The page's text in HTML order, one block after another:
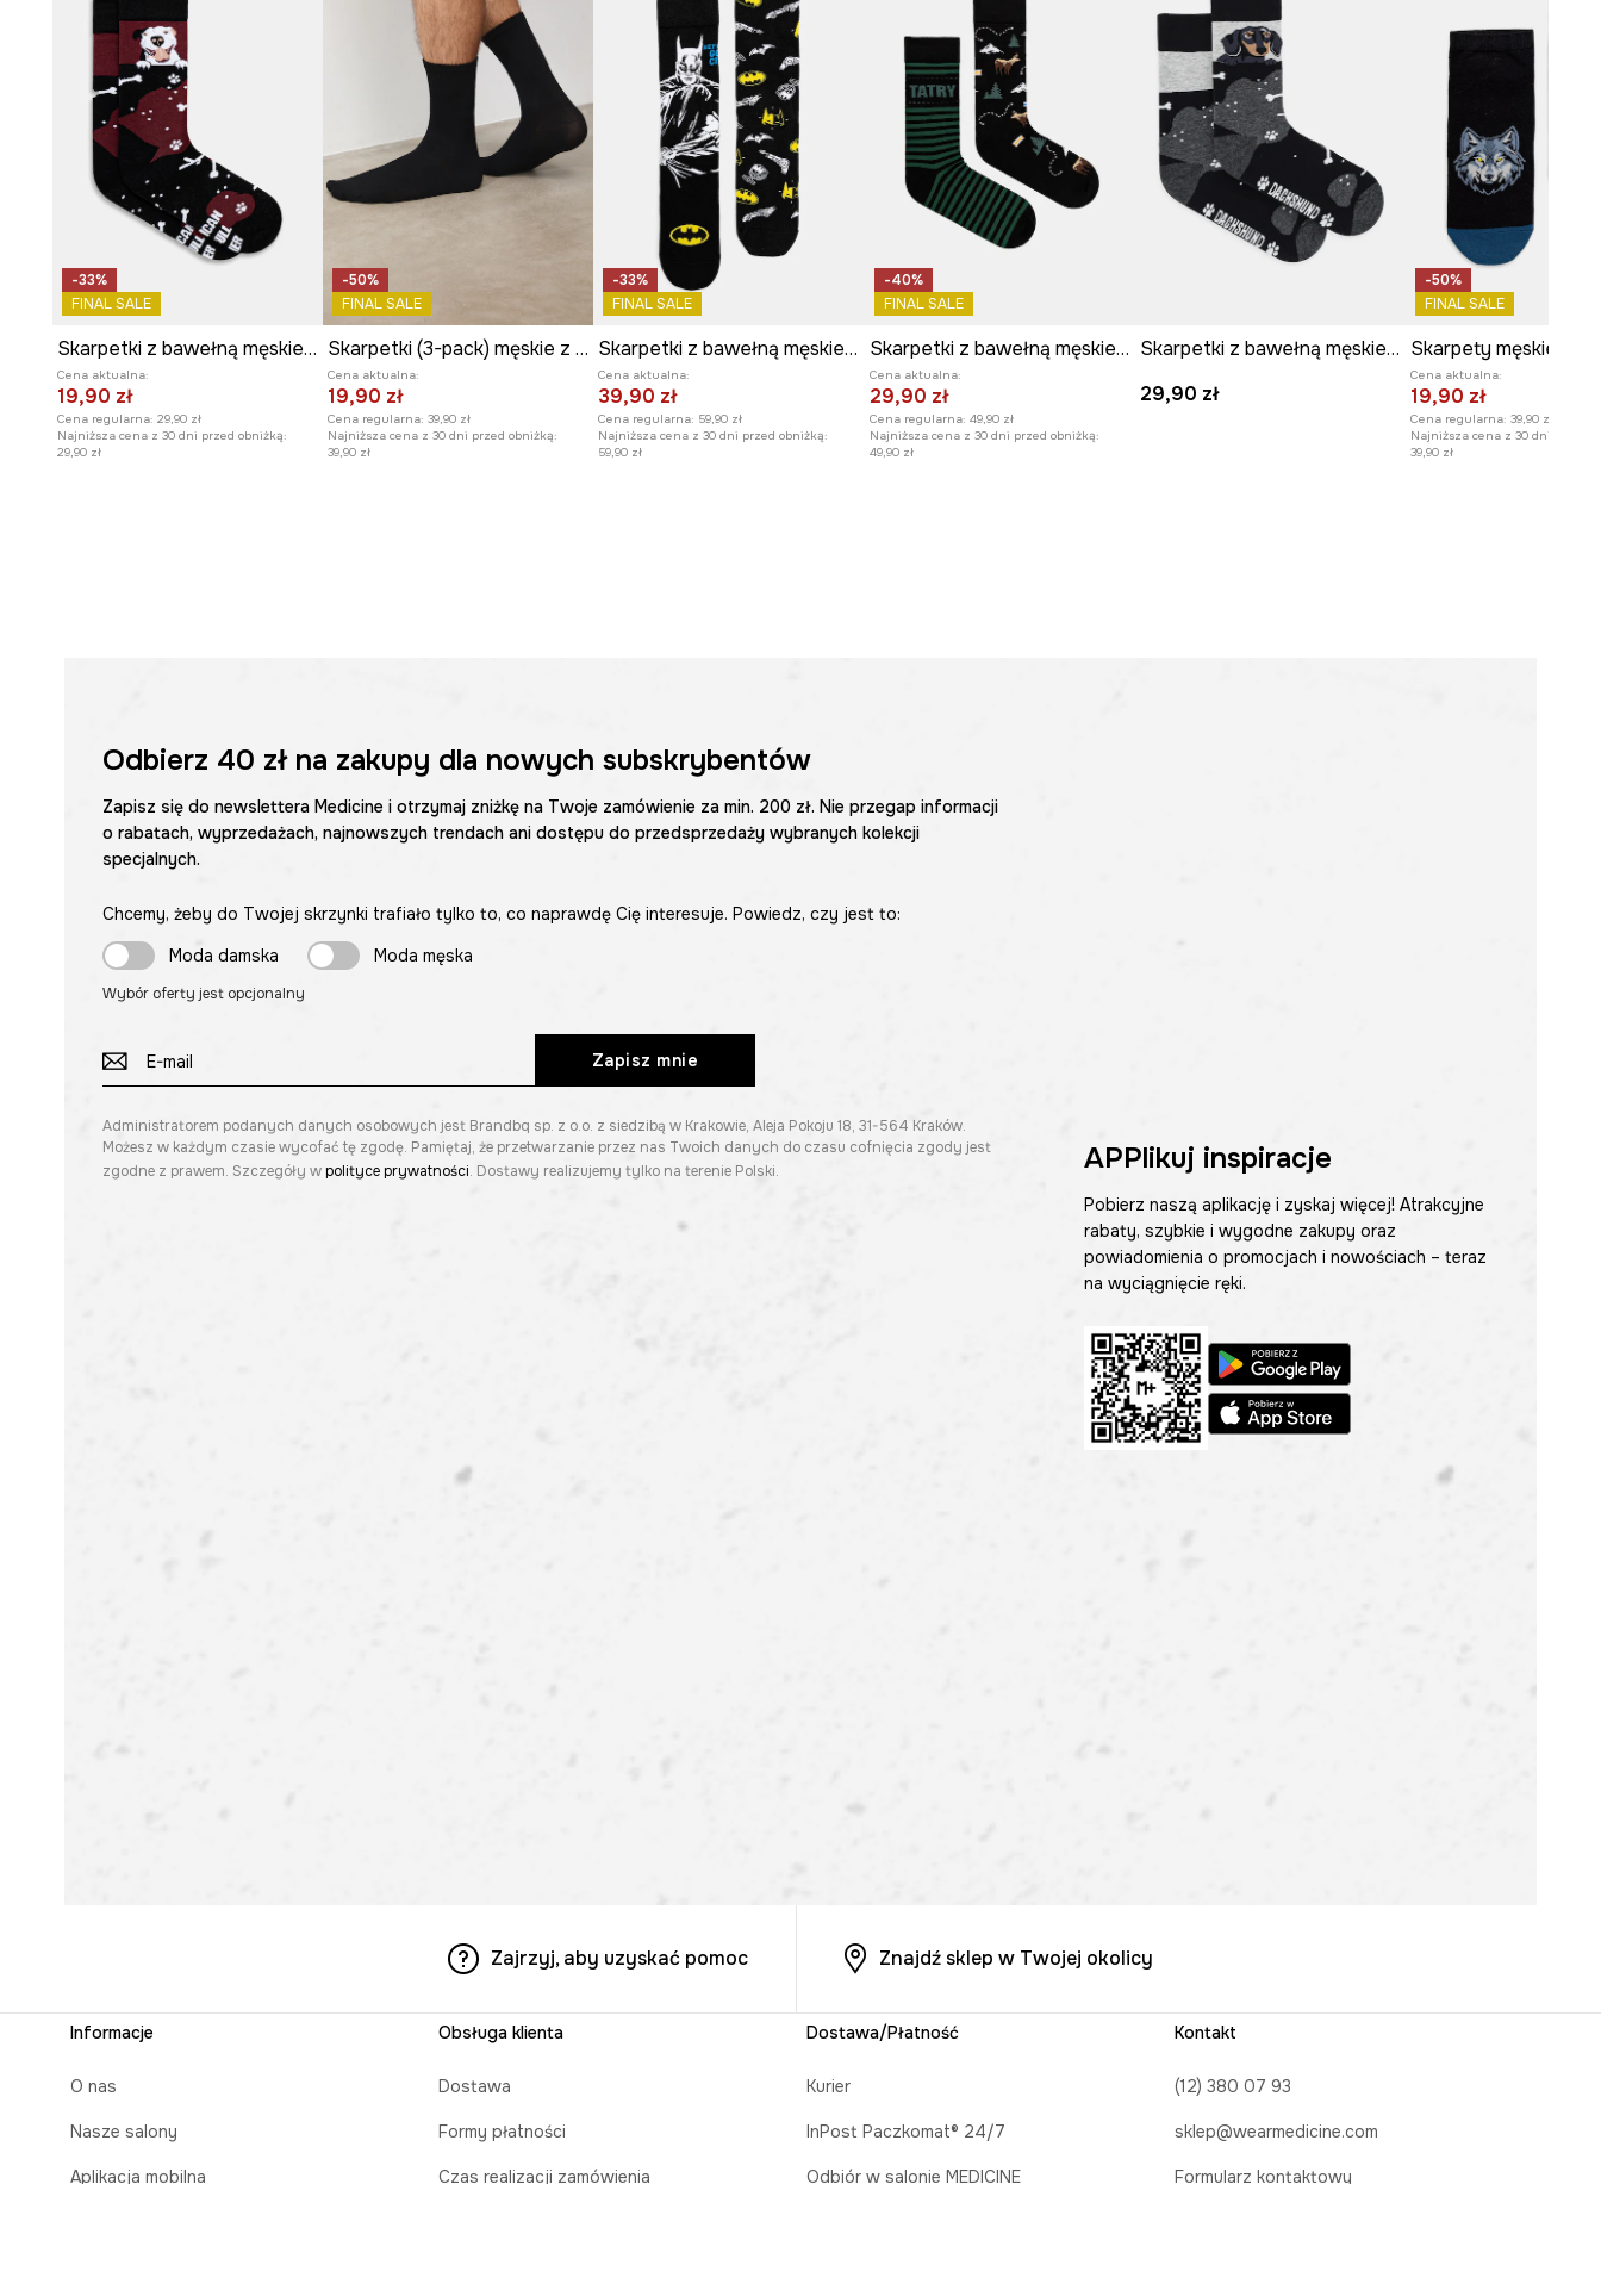
-33%
FINAL SALE
Skarpetki z bawełną męskie z okazji Dnia Psa
Cena aktualna:
19,90 zł
Cena regularna: 29,90 zł
Najniższa cena z 30 dni przed obniżką:
29,90 zł
-50%
FINAL SALE
Skarpetki (3-pack) męskie z włóknem bambusowym prążkowane
Cena aktualna:
19,90 zł
Cena regularna: 39,90 zł
Najniższa cena z 30 dni przed obniżką:
39,90 zł
-33%
FINAL SALE
Skarpetki z bawełną męskie Batman (2-pack)
Cena aktualna:
39,90 zł
Cena regularna: 59,90 zł
Najniższa cena z 30 dni przed obniżką:
59,90 zł
-40%
FINAL SALE
Skarpetki z bawełną męskie z motywem górskim (2-pack)
Cena aktualna:
29,90 zł
Cena regularna: 49,90 zł
Najniższa cena z 30 dni przed obniżką:
49,90 zł
Skarpetki z bawełną męskie z okazji Dnia Psa
29,90 zł
-50%
FINAL SALE
Cena aktualna:
19,90 zł
Cena regularna: 39,90 zł
Najniższa cena z 30 dni przed
39,90 zł
Odbierz 40 złna zakupy dla nowych subskrybentów
Zapisz się do newslettera Medicine i otrzymaj zniżkę na Twoje zamówienie za min. 200 zł. Nie przegap informacji
o rabatach, wyprzedażach, najnowszych trendach ani dostępu do przedsprzedaży wybranych kolekcji
specjalnych.
Chcemy, żeby do Twojej skrzynki trafiało tylko to, co naprawdę Cię interesuje. Powiedz, czy jest to:
Moda damska
Moda męska
Wybór oferty jest opcjonalny
Zapisz mnie
Administratorem podanych danych osobowych jest Brandbq sp. z o.o. z siedzibą w Krakowie, Aleja Pokoju 18, 31-564 Kraków.
Możesz w każdym czasie wycofać tę zgodę. Pamiętaj, że przetwarzanie przez nas Twoich danych do czasu cofnięcia zgody jest
zgodne z prawem. Szczegóły w polityce prywatności. Dostawy realizujemy tylko na terenie Polski. APPlikuj inspiracje
Pobierz naszą aplikację i zyskaj więcej! Atrakcyjne
rabaty, szybkie i wygodne zakupy oraz
powiadomienia o promocjach i nowościach – teraz
na wyciągnięcie ręki.
Zajrzyj, aby uzyskać pomoc Znajdź sklep w Twojej okolicy
Informacje
O nas
Nasze salony
Aplikacja mobilna
Obsługa klienta
Dostawa
Formy płatności
Czas realizacji zamówienia
Dostawa/Płatność
Kurier
InPost Paczkomat® 24/7
Odbiór w salonie MEDICINE
Kontakt
(12) 380 07 93
sklep@wearmedicine.com
Formularz kontaktowy